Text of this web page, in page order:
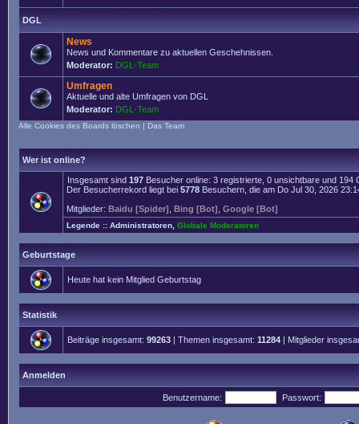
DGL
News
News und Kommentare zu aktuellen Geschehnissen.
Moderator: DGL-Team
Umfragen
Aktuelle und alte Umfragen von DGL
Moderator: DGL-Team
Alle Cookies des Boards löschen | Das Team
Wer ist online?
Insgesamt sind 197 Besucher online: 3 registrierte, 0 unsichtbare und
Der Besucherrekord liegt bei 5778 Besuchern, die am Do Jul 30, 2026
Mitglieder: Baidu [Spider] Bing [Bot] Google [Bot]
Legende :: Administratoren Globale Moderatoren
Geburtstage
Heute hat kein Mitglied Geburtstag
Statistik
Beiträge insgesamt: 99263 | Themen insgesamt: 11284 | Mitglieder
Anmelden
Benutzername: Passwort: